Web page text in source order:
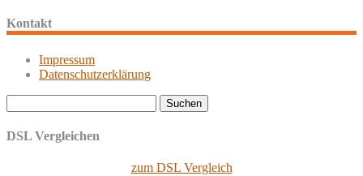
Kontakt
Impressum
Datenschutzerklärung
nach:
DSL Vergleichen
zum DSL Vergleich